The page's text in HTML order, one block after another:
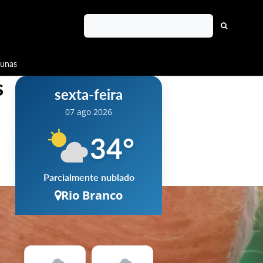
sexta-feira
07 ago 2026
34°
Parcialmente nublado
Rio Branco